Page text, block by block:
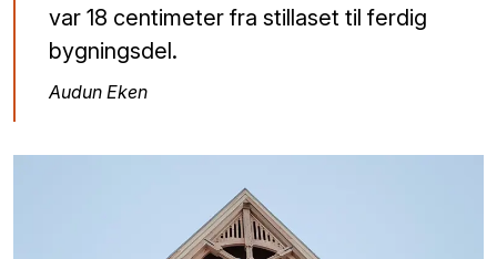
var 18 centimeter fra stillaset til ferdig
bygningsdel.
Audun Eken